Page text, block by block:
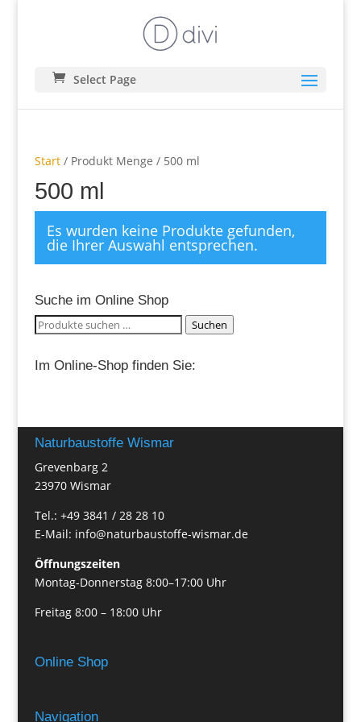
Select Page
Start/ Produkt Menge / 500 ml
500 ml
Es wurden keine Produkte gefunden,
die Ihrer Auswahl entsprechen.
Suche im Online Shop
Suchen
nach:
Suchen
Im Online-Shop finden Sie:
Naturbaustoffe Wismar
Grevenbarg 2
23970 Wismar
Tel.: +49 3841 / 28 28 10
E-Mail: info@naturbaustoffe-wismar.de
Öffnungszeiten
Montag-Donnerstag 8:00–17:00 Uhr
Freitag 8:00 – 18:00 Uhr
Online Shop
Navigation